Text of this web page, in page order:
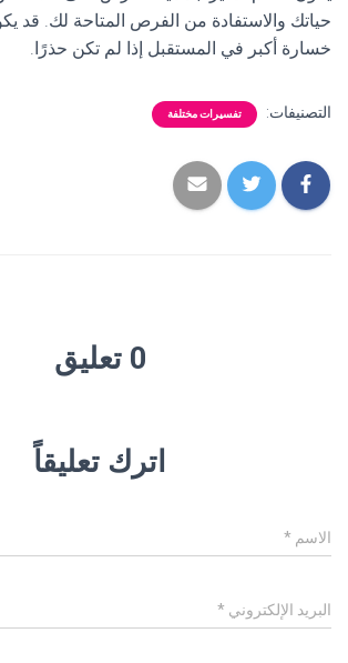
حياتك والاستفادة من الفرص المتاحة لك. قد
خسارة أكبر في المستقبل إذا لم تكن حذرًا.
التصنيفات: تفسيرات مختلفة
0 تعليق
اترك تعليقاً
الاسم *
البريد الإلكتروني *